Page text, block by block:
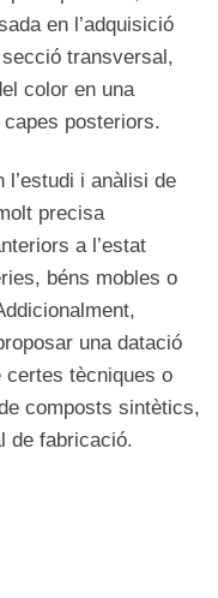
en l’adquisició
transversal,
color en una
posteriors.
l’estudi i anàlisi de
precisa
a l’estat
béns mobles o
una datació
certes tècniques o
composts sintètics,
de fabricació.